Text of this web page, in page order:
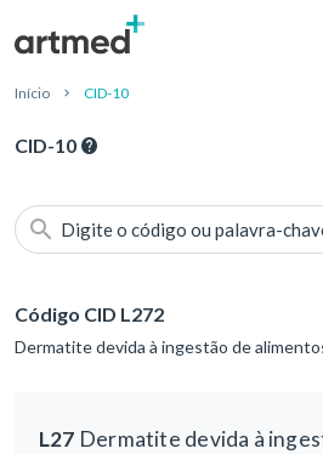
Início CID-10
CID-10
Digite o código ou palavra-
Código CID L272
Dermatite devida à ingestão de
L27 Dermatite devida à